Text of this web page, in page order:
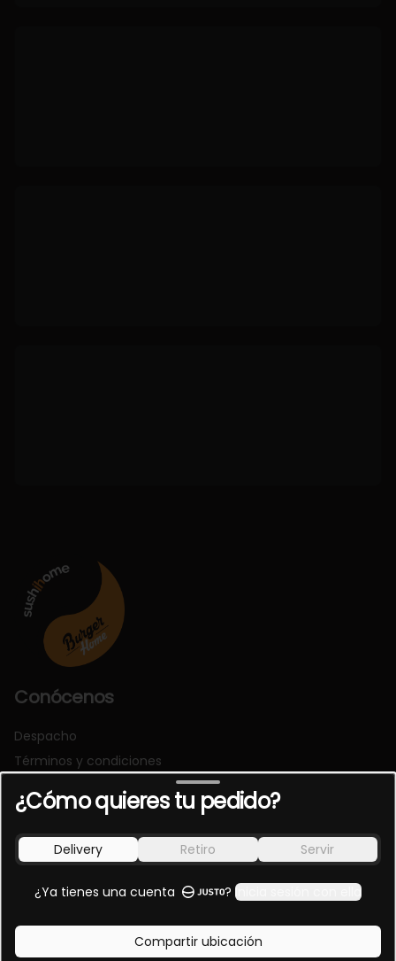
Conócenos
Despacho
Términos y condiciones
Política de privacidad
Instagram
Facebook
Mi cuenta
¿Cómo quieres tu pedido?
Delivery Retiro Servir
¿Ya tienes una cuenta ? Inicia sesión con ella
Compartir ubicación